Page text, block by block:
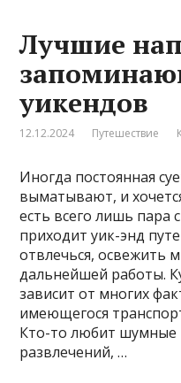
Лучшие
уикендов
12.12.2024 Путешествие
Иногда постоянная
выматывают, и
есть всего лишь
приходит уик-энд
отвлечься, освежить
дальнейшей работы.
зависит от многих
имеющегося
Кто-то любит шумные
развлечений, …